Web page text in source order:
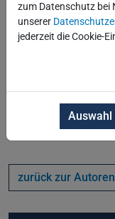
Schlagwort
Critical Patch
Vorherige
zurück zur
zum Datenschutz bei
unserer
jederzeit die Cookie-
Auswahl